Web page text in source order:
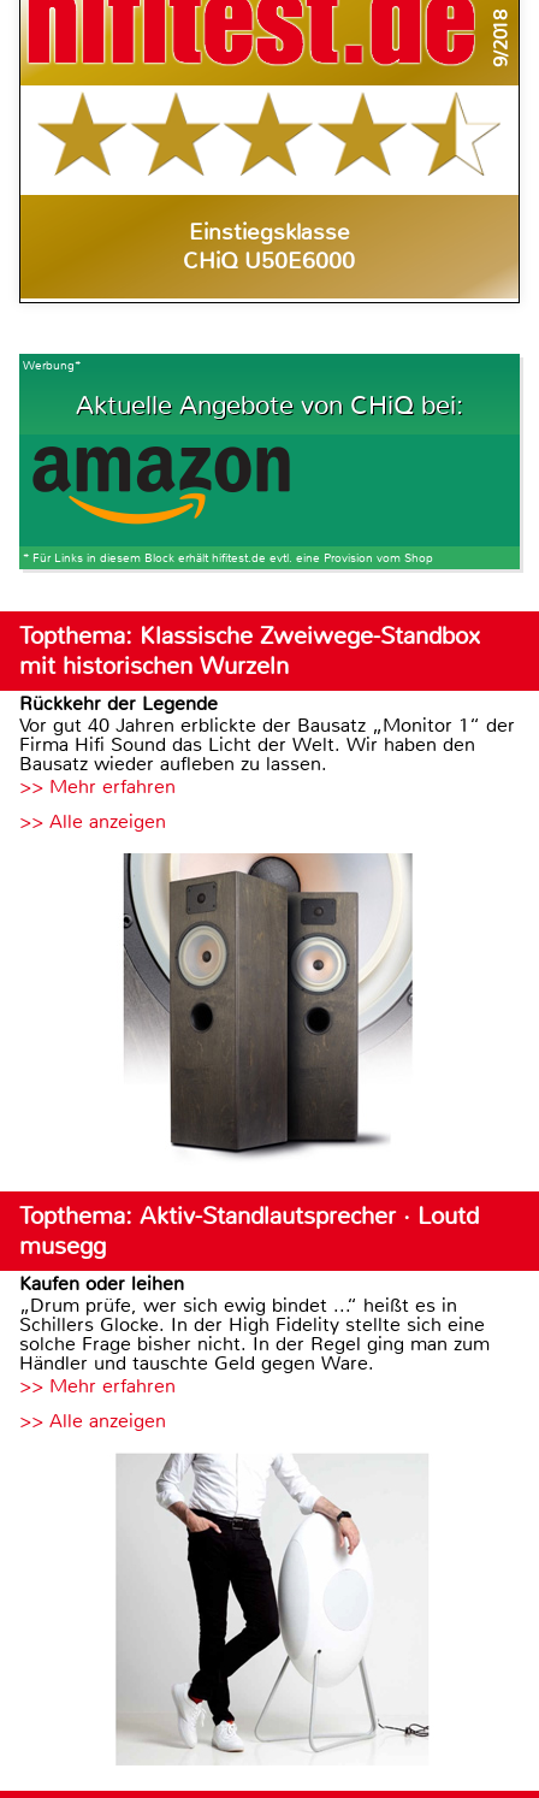
9/2018
Einstiegsklasse
CHiQ U50E6000
Werbung*
Aktuelle Angebote von CHiQ bei:
* Für Links in diesem Block erhält hifitest.de evtl. eine Provision vom Shop
Topthema: Klassische Zweiwege-Standbox
mit historischen Wurzeln
Rückkehr der Legende
Vor gut 40 Jahren erblickte der Bausatz „Monitor 1“ der
Firma Hifi Sound das Licht der Welt. Wir haben den
Bausatz wieder aufleben zu lassen.
>> Mehr erfahren
>> Alle anzeigen
Topthema: Aktiv-Standlautsprecher · Loutd
musegg
Kaufen oder leihen
„Drum prüfe, wer sich ewig bindet ...“ heißt es in
Schillers Glocke. In der High Fidelity stellte sich eine
solche Frage bisher nicht. In der Regel ging man zum
Händler und tauschte Geld gegen Ware.
>> Mehr erfahren
>> Alle anzeigen